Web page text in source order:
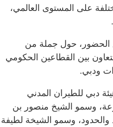
على المستوى العالمي،
الحضور، حول جملة من
بين القطاعين الحكومي
ودبي.
دبي للطيران المدني
وسمو الشيخ منصور بن
وسمو الشيخة لطيفة